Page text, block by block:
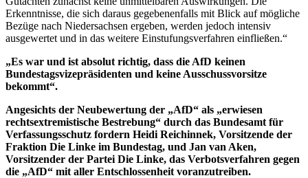
Erkenntnisse, die sich daraus gegebenenfalls mit Blick auf mögliche
Bezüge nach Niedersachsen ergeben, werden jedoch intensiv
ausgewertet und in das weitere Einstufungsverfahren einfließen.“
„Es war und ist absolut richtig, dass die AfD keinen
Bundestagsvizepräsidenten und keine Ausschussvorsitze
bekommt“.
Angesichts der Neubewertung der „AfD“ als „erwiesen
rechtsextremistische Bestrebung“ durch das Bundesamt für
Verfassungsschutz fordern Heidi Reichinnek, Vorsitzende der
Fraktion Die Linke im Bundestag, und Jan van Aken,
Vorsitzender der Partei Die Linke, das Verbotsverfahren gegen
die „AfD“ mit aller Entschlossenheit voranzutreiben.